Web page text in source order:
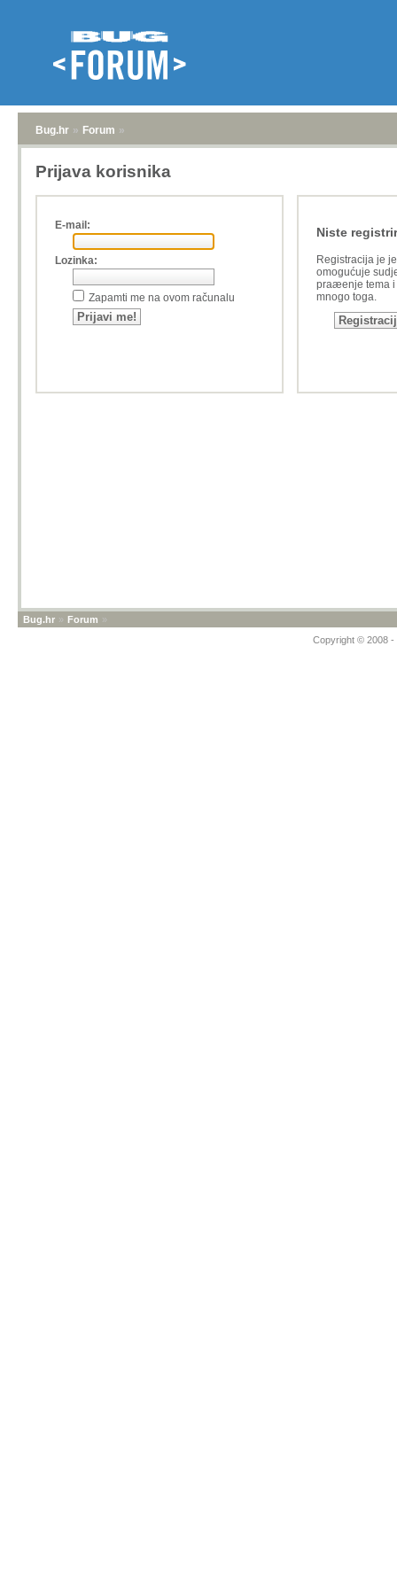
Bug.hr » Forum »
Prijava korisnika
E-mail:
Lozinka:
Zapamti me na ovom računalu
Niste
Registracija je
omogućuje
praæenje tema i
mnogo toga.
Bug.hr » Forum »
Copyright © 2008 -